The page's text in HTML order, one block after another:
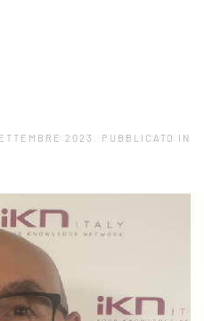
2023
. PUBBLICATO IN